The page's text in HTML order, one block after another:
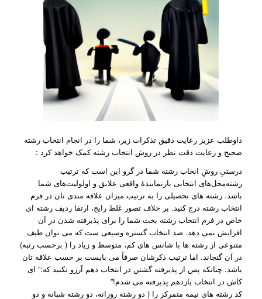
داوطلب عزیز رعایت دقیق تذکرات زیر، شما را در انجام انتخاب رشته
صحیح و رعایت دقت نظر در روش انتخاب رشته کمک خواهد کرد :
درستیِ روشِ انخاب رشته شما در گرو این است که ترتیب
رشته‌محل‌های انتخابی بازنمایندۀ واقعی علایق و اولولیت‌های شما
باشد. رشته های تحصیلی را به ترتیب میزان علاقه مندی تان در فرم
انتخاب رشته درج کنید. بر خلاف تصور غلط رایج، ارتقا ردیف رشته ای
خاص در فرم انتخاب رشته بخت شما را برای پذیرفته شدن در آن
افزایش نمی دهد. صد انتخاب گستره وسیعی ست که می توان طیف
متنوعی از رشته ها با شانس های کم، متوسط و زیاد را ( برحسب رتبه)
در آن گنجاند. اما ترتیب ذکرشان صرفاً می بایست بر حسب علاقه تان
باشد. چنانکه پس از پذیرفته گشتن در انتخاب دهم آرزو نکنید که:” ای
کاش در انتخاب یازدهم پذیرفته می شدم!”
کد رشته های نیمه متمرکز را ( دو رشته روزانه، دو رشته شبانه و دو